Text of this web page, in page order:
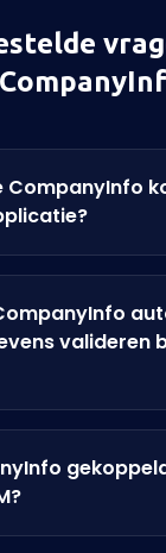
CompanyInfo
valideren